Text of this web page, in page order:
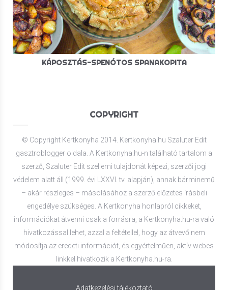
KÁPOSZTÁS-SPENÓTOS SPANAKOPITA
COPYRIGHT
© Copyright Kertkonyha 2014. Kertkonyha.hu Szaluter Edit
gasztroblogger oldala. A Kertkonyha.hu-n található tartalom a
szerző, Szaluter Edit szellemi tulajdonát képezi, szerzői jogi
védelem alatt áll (1999. évi LXXVI. tv. alapján), annak bárminemű
– akár részleges – másolásához a szerző előzetes írásbeli
engedélye szükséges. A Kertkonyha honlapról cikkeket,
információkat átvenni csak a forrásra, a Kertkonyha.hu-ra való
hivatkozással lehet, azzal a feltétellel, hogy az átvevő nem
módosítja az eredeti információt, és egyértelműen, aktív webes
linkkel hivatkozik a Kertkonyha.hu-ra.
Adatkezelési tájékoztató